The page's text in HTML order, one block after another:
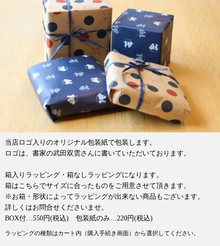
当店ロゴ入りのオリジナル包装紙で包装します。
ロゴは、書家の武田双雲さんに書いていただいております。
箱入りラッピング・箱なしラッピングになります。
箱はこちらでサイズに合ったものをご用意させて頂きます。
※お箱・形状によってラッピングが出来ない商品もございます。
詳しくはお問合せくださいませ。
BOX付…550円(税込) 包装紙のみ…220円(税込)
ラッピングの種類はカート内（購入手続き画面）から選択してください。